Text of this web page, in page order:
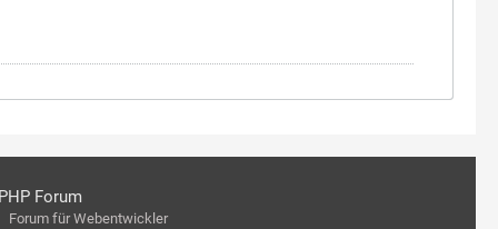
Forum
Forum für Webentwickler